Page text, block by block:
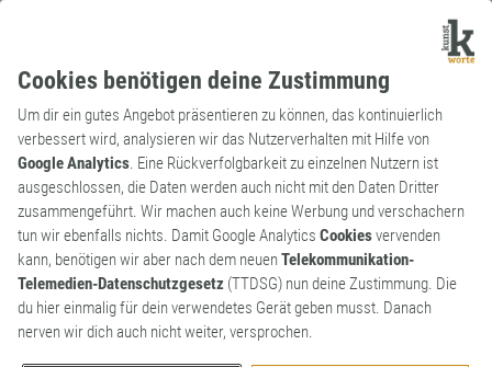
Cookies benötigen deine Zustimmung
Um dir ein gutes Angebot präsentieren zu können, das kontinuierlich
verbessert wird, analysieren wir das Nutzerverhalten mit Hilfe von
Google Analytics. Eine Rückverfolgbarkeit zu einzelnen Nutzern ist
ausgeschlossen, die Daten werden auch nicht mit den Daten Dritter
zusammengeführt. Wir machen auch keine Werbung und verschachern
tun wir ebenfalls nichts. Damit Google Analytics Cookiesvervenden
kann, benötigen wir aber nach dem neuenTelekommunikation-
Telemedien-Datenschutzgesetz (TTDSG) nun deine Zustimmung. Die
du hier einmalig für dein verwendetes Gerät geben musst. Danach
nerven wir dich auch nicht weiter, versprochen.
Archaismus
Redewendung
Schmalhans Küchenmeister
Resultiert u.a. aus der Vorstellung daß ein
magerer(schmaler) Koch
(Küchenmeister)ein Indiz für ein